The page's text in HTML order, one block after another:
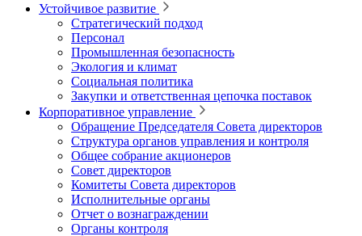
Устойчивое развитие
Стратегический подход
Персонал
Промышленная безопасность
Экология и климат
Социальная политика
Закупки и ответственная цепочка поставок
Корпоративное управление
Обращение Председателя Совета директоров
Структура органов управления и контроля
Общее собрание акционеров
Совет директоров
Комитеты Совета директоров
Исполнительные органы
Отчет о вознаграждении
Органы контроля